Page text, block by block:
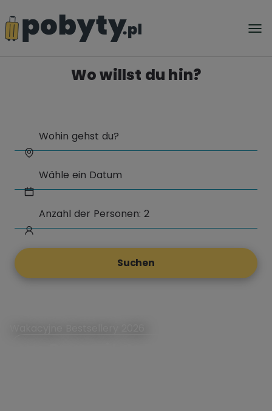
Wo willst du hin?
Suchen